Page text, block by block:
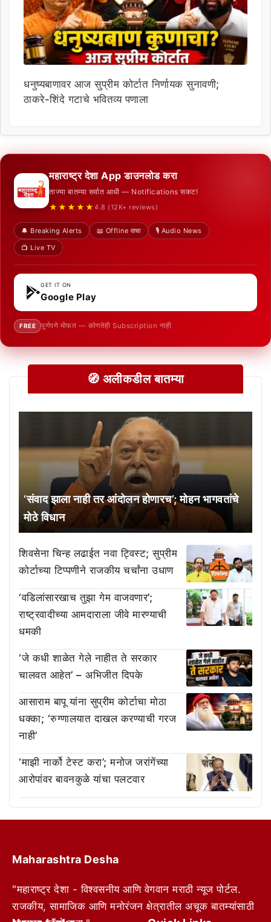
धनुष्यबाणावर आज सुप्रीम कोर्टात निर्णायक सुनावणी;
ठाकरे-शिंदे गटाचे भवितव्य पणाला
महाराष्ट्र देशा App डाउनलोड करा
ताज्या बातम्या सर्वात आधी — Notifications सकट!
★★★★★ 4.8 (12K+ reviews)
🔔 Breaking Alerts 📖 Offline वाचा
🎙️ Audio News
📺 Live TV
GET IT ON
Google Play
FREE पूर्णपणे मोफत — कोणतेही Subscription नाही
🧭 अलीकडील बातम्या
‘संवाद झाला नाही तर आंदोलन होणारच’; मोहन भागवतांचे
मोठे विधान
शिवसेना चिन्ह लढाईत नवा ट्विस्ट; सुप्रीम
कोर्टाच्या टिप्पणीने राजकीय चर्चांना उधाण
‘वडिलांसारखाच तुझा गेम वाजवणार’;
राष्ट्रवादीच्या आमदाराला जीवे मारण्याची
धमकी
‘जे कधी शाळेत गेले नाहीत ते सरकार
चालवत आहेत’ – अभिजीत दिपके
आसाराम बापू यांना सुप्रीम कोर्टाचा मोठा
धक्का; ‘रुग्णालयात दाखल करण्याची गरज
नाही’
‘माझी नार्को टेस्ट करा’; मनोज जरांगेंच्या
आरोपांवर बावनकुळे यांचा पलटवार
Maharashtra Desha
"महाराष्ट्र देशा - विश्वसनीय आणि वेगवान मराठी न्यूज पोर्टल.
राजकीय, सामाजिक आणि मनोरंजन क्षेत्रातील अचूक बातम्यांसाठी